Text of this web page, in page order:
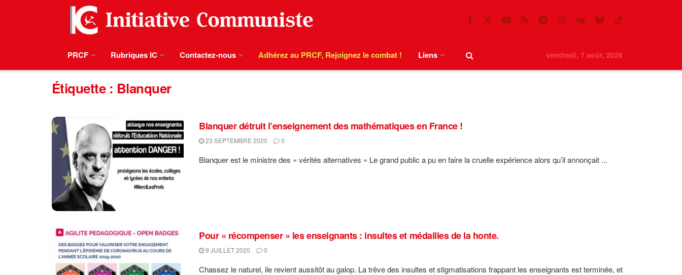
PRCF Rubriques IC Contactez-nous Adhérez au PRCF, Rejoignez le combat ! Liens vendredi, 7 août, 2026
Étiquette : Blanquer
Blanquer détruit l’enseignement des mathématiques en France !
23 SEPTEMBRE 2020 0
Blanquer est le ministre des « vérités alternatives » Le grand public a pu en faire la cruelle expérience alors qu’il annonçait ...
Pour « récompenser » les enseignants : insultes et médailles de la honte.
9 JUILLET 2020 0
Chassez le naturel, ile revient aussitôt au galop. La trêve des insultes et stigmatisations frappant les enseignants est terminée, et